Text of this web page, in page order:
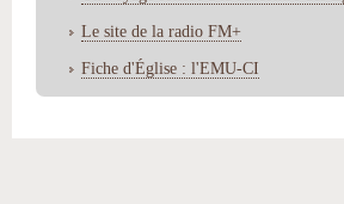
Le site de la radio FM+
Fiche d'Église : l'EMU-CI